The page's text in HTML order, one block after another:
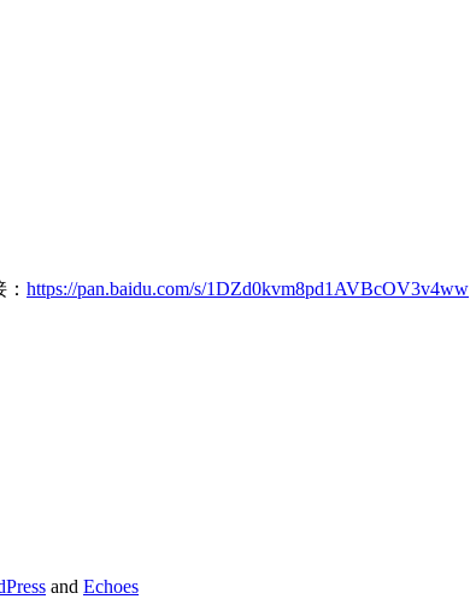
https://pan.baidu.com/s/1DZd0kvm8pd1AVBcOV3v4ww
and Echoes